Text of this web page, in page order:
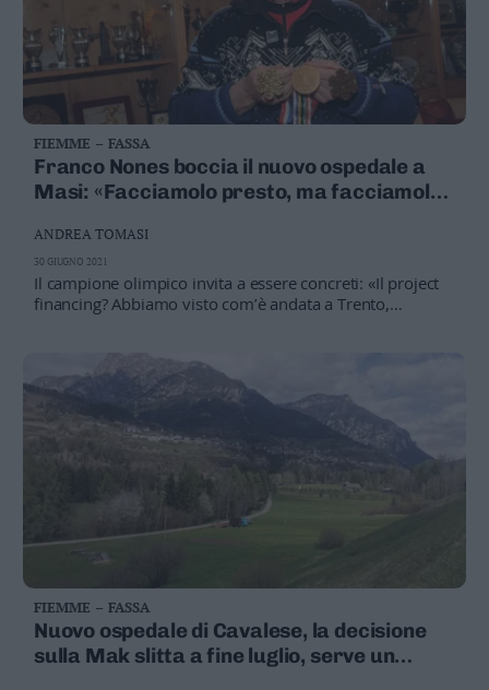
FIEMME – FASSA
Franco Nones boccia il nuovo ospedale a
Masi: «Facciamolo presto, ma facciamolo
cosa facevano»
Il campione olimpico invita a essere concreti: «Il project
financing? Abbiamo visto com’è andata a Trento,
ANDREA TOMASI
30 GIUGNO 2021
FIEMME – FASSA
Nuovo ospedale di Cavalese, la decisione
sulla Mak slitta a fine luglio, serve un